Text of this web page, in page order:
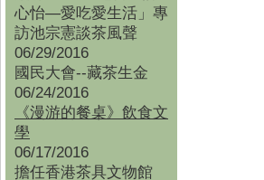
心怡—愛吃愛生活」專
訪池宗憲談茶風聲
06/29/2016
國民大會--藏茶生金
06/24/2016
《漫游的餐桌》飲食文
學
06/17/2016
擔任香港茶具文物館